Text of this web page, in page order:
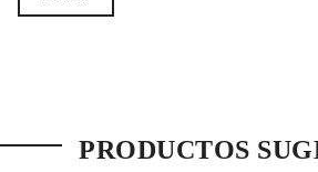
PRODUCTOS